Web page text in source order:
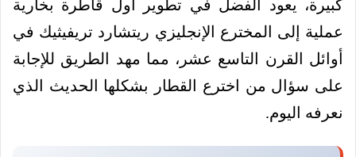
كبيرة، يعود الفضل في تطوير أول قاطرة بخارية
عملية إلى المخترع الإنجليزي ريتشارد تريفيثيك في
أوائل القرن التاسع عشر، مما مهد الطريق للإجابة
على سؤال من اخترع القطار بشكلها الحديث الذي
نعرفه اليوم.